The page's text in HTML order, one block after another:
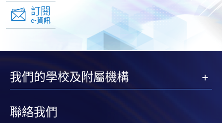
訂閱
e-資訊
我們的學校及附屬機構
聯絡我們